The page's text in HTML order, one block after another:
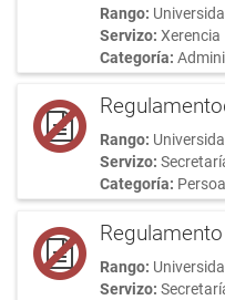
Rango:
Servizo: Xerencia
Categoría:
Rango:
Servizo:
Categoría:
Rango:
Servizo: